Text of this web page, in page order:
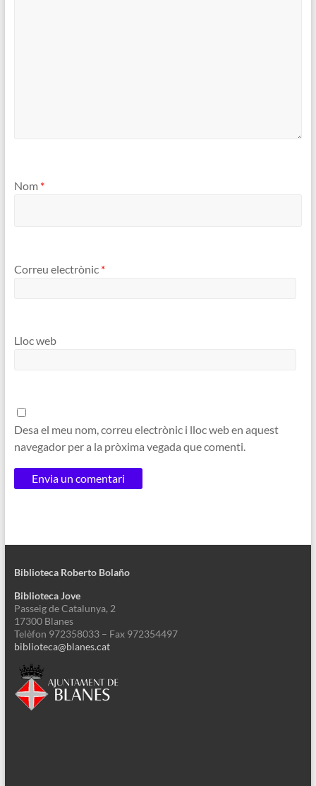
Nom *
Correu electrònic *
Lloc web
Desa el meu nom, correu electrònic i lloc web en aquest
navegador per a la pròxima vegada que comenti.
Biblioteca Roberto Bolaño
Biblioteca Jove
Passeig de Catalunya, 2
17300 Blanes
Telèfon 972358033 – Fax 972354497
biblioteca@blanes.cat